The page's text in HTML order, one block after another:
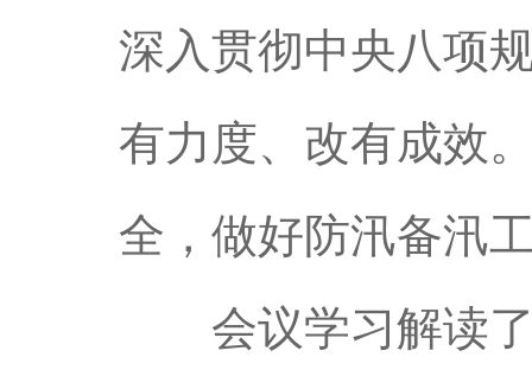
深入贯彻中央八项
有力度、改有成效
全，做好防汛备汛
会议学习解读了